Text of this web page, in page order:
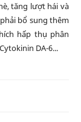
tăng lượt hái và
bổ sung thêm
hấp thụ phân
DA-6...